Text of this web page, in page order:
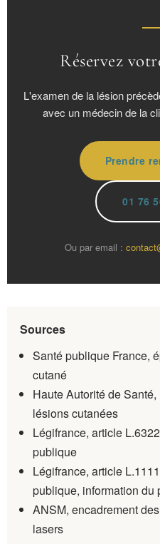
Réservez
L'examen de la lésion
avec un médecin de la
Prendre
01 76
Ou par email :
Sources
Santé publique France,
cutané
Haute Autorité de
lésions cutanées
Légifrance, article
publique
Légifrance, article
publique, information du
ANSM, encadrement
lasers